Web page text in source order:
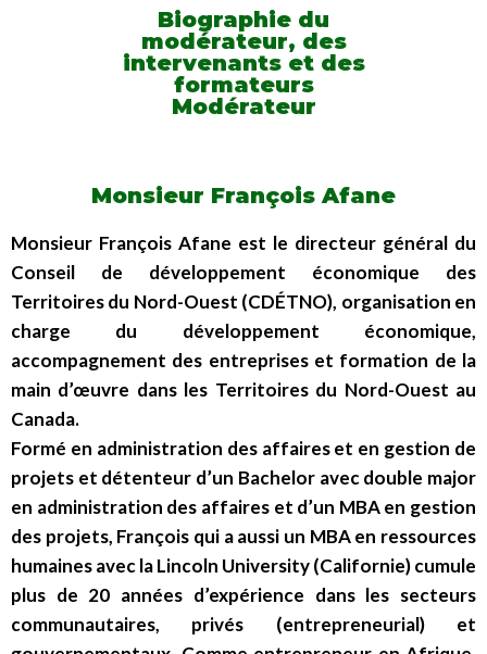
Biographie du
modérateur, des
intervenants et des
formateurs
Modérateur
Monsieur François Afane
Monsieur François Afane est le directeur général du
Conseil de développement économique des
Territoires du Nord-Ouest (CDÉTNO), organisation en
charge du développement économique,
accompagnement des entreprises et formation de la
main d’œuvre dans les Territoires du Nord-Ouest au
Canada.
Formé en administration des affaires et en gestion de
projets et détenteur d’un Bachelor avec double major
en administration des affaires et d’un MBA en gestion
des projets, François qui a aussi un MBA en ressources
humaines avec la Lincoln University (Californie) cumule
plus de 20 années d’expérience dans les secteurs
communautaires, privés (entrepreneurial) et